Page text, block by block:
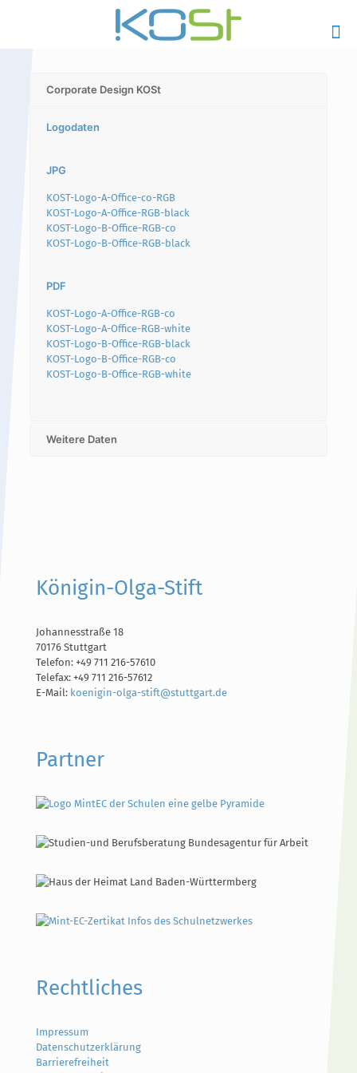
Speiseplan
Kalender Alt + Shift + K
Kontakte / Sekretariat Alt + Shift + C
Corporate Design KOSt
Logodaten
JPG
KOST-Logo-A-Office-co-RGB
KOST-Logo-A-Office-RGB-black
KOST-Logo-B-Office-RGB-co
KOST-Logo-B-Office-RGB-black
PDF
KOST-Logo-A-Office-RGB-co
KOST-Logo-A-Office-RGB-white
KOST-Logo-B-Office-RGB-black
KOST-Logo-B-Office-RGB-co
KOST-Logo-B-Office-RGB-white
Weitere Daten
Königin-Olga-Stift
Johannesstraße 18
70176 Stuttgart
Telefon: +49 711 216-57610
Telefax: +49 711 216-57612
E-Mail: koenigin-olga-stift@stuttgart.de
Partner
Rechtliches
Impressum
Datenschutzerklärung
Barrierefreiheit